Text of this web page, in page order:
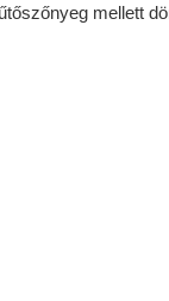
mellett